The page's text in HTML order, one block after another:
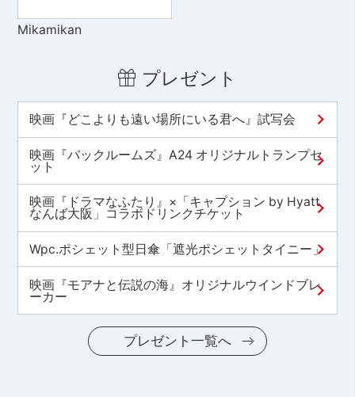
Mikamikan
プレゼント
映画『どこよりも遠い場所にいる君へ』試写会
映画『バックルームズ』A24 オリジナルトランプセ
ット
映画『ドラマなふたり』×「キャプション by Hyatt
なんば大阪」コラボドリンクチケット
Wpc.ポシェット型日傘「遮光ポシェットタイニー」
映画『モアナと伝説の海』オリジナルウインドブレ
ーカー
プレゼント一覧へ